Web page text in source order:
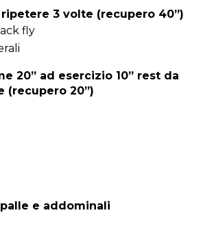
3 volte (recupero 40”)
fly
20” ad esercizio 10” rest da
(recupero 20”)
e addominali